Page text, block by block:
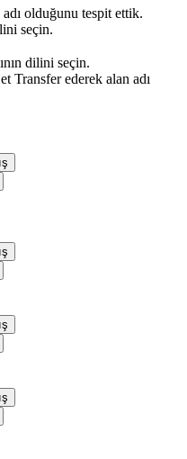
olduğunu tespit ettik.
seçin.
dilini seçin.
Transfer ederek alan adı